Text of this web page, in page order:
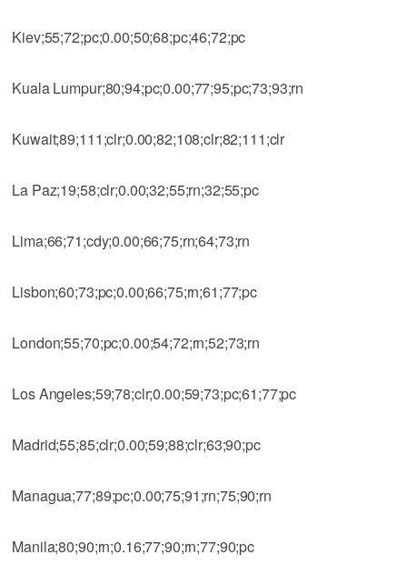
Kiev;55;72;pc;0.00;50;68;pc;46;72;pc
Kuala Lumpur;80;94;pc;0.00;77;95;pc;73;93;rn
Kuwait;89;111;clr;0.00;82;108;clr;82;111;clr
La Paz;19;58;clr;0.00;32;55;rn;32;55;pc
Lima;66;71;cdy;0.00;66;75;rn;64;73;rn
Lisbon;60;73;pc;0.00;66;75;rn;61;77;pc
London;55;70;pc;0.00;54;72;rn;52;73;rn
Los Angeles;59;78;clr;0.00;59;73;pc;61;77;pc
Madrid;55;85;clr;0.00;59;88;clr;63;90;pc
Managua;77;89;pc;0.00;75;91;rn;75;90;rn
Manila;80;90;rn;0.16;77;90;rn;77;90;pc